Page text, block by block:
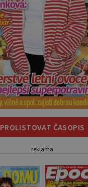
PROLISTOVAT ČASOPIS
reklama